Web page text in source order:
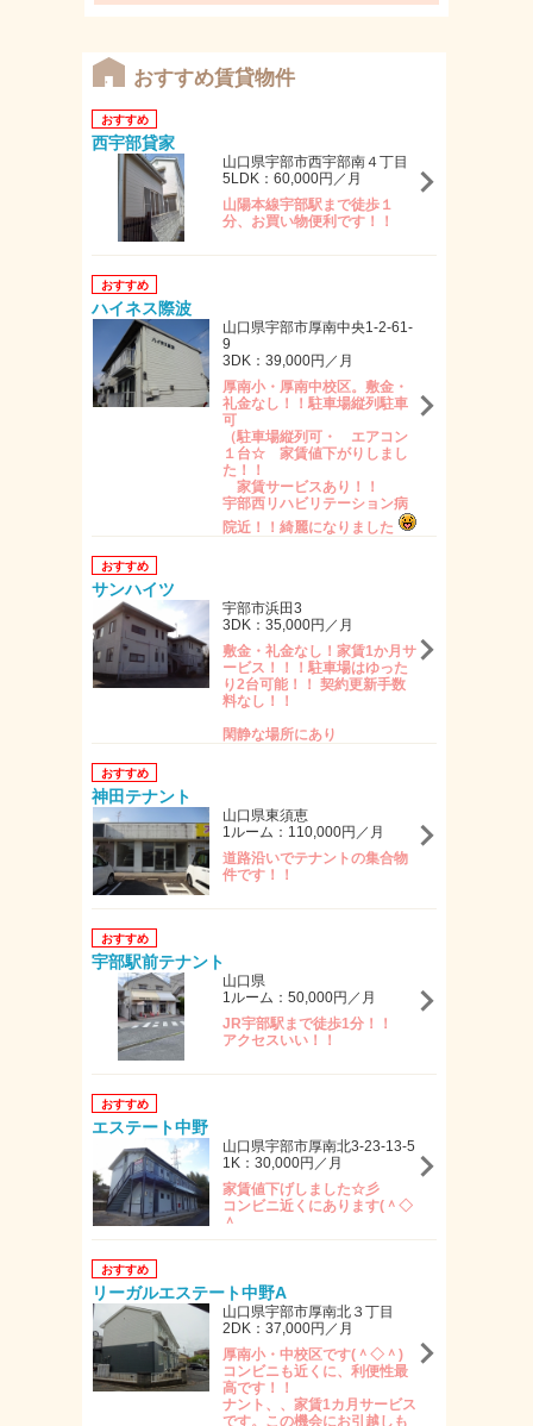
おすすめ賃貸物件
おすすめ
西宇部貸家
山口県宇部市西宇部南４丁目
5LDK：60,000円／月
山陽本線宇部駅まで徒歩１
分、お買い物便利です！！
おすすめ
ハイネス際波
山口県宇部市厚南中央1-2-61-
9
3DK：39,000円／月
厚南小・厚南中校区。敷金・
礼金なし！！駐車場縦列駐車
可
（駐車場縦列可・ エアコン
１台☆ 家賃値下がりしまし
た！！
家賃サービスあり！！
宇部西リハビリテーション病
院近！！綺麗になりました
おすすめ
サンハイツ
宇部市浜田3
3DK：35,000円／月
敷金・礼金なし！家賃1か月サ
ービス！！！駐車場はゆった
り2台可能！！ 契約更新手数
料なし！！
閑静な場所にあり
おすすめ
神田テナント
山口県東須恵
1ルーム：110,000円／月
道路沿いでテナントの集合物
件です！！
おすすめ
宇部駅前テナント
山口県
1ルーム：50,000円／月
JR宇部駅まで徒歩1分！！
アクセスいい！！
おすすめ
エステート中野
山口県宇部市厚南北3-23-13-5
1K：30,000円／月
家賃値下げしました☆彡
コンビニ近くにあります(＾◇
＾
おすすめ
リーガルエステート中野A
山口県宇部市厚南北３丁目
2DK：37,000円／月
厚南小・中校区です(＾◇＾)
コンビニも近くに、利便性最
高です！！
ナント、、家賃1カ月サービス
です。この機会にお引越しも